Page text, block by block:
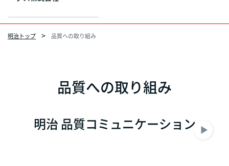
明治トップ 品質への取り組み
品質への取り組み
明治 品質コミュニケーション